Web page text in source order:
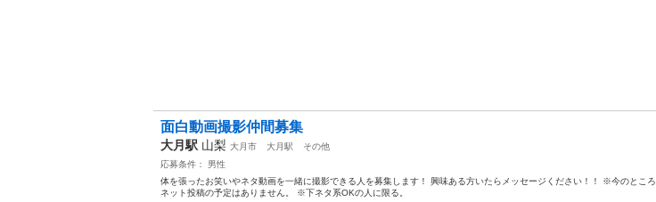
面白動画撮影仲間募集
大月駅 山梨 大月市 大月駅
その他
応募条件： 男性
体を張ったお笑いやネタ動画を一緒に撮影できる人を募集します！ 興味ある方いたらメッセージください！！ ※今のところ
ネット投稿の予定はありません。 ※下ネタ系OKの人に限る。